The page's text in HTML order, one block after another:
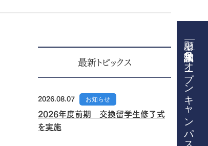
オープンキャンパス
最新トピックス
2026.08.07 お知らせ
2026年度前期 交換留学生修了式
を実施